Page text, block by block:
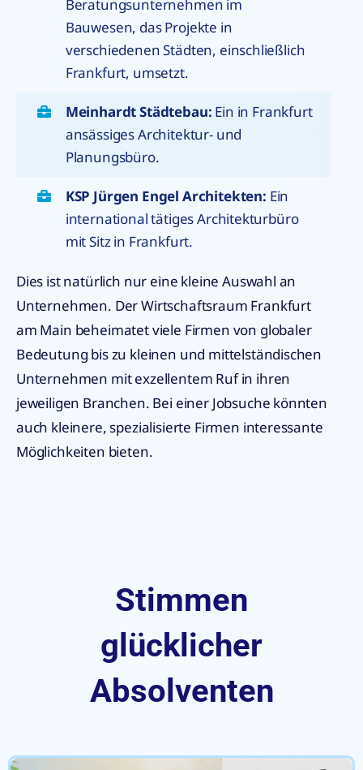
Beratungsunternehmen im
Bauwesen, das Projekte in
verschiedenen Städten, einschließlich
Frankfurt, umsetzt.
Meinhardt Städtebau: Ein in Frankfurt
ansässiges Architektur- und
Planungsbüro.
KSP Jürgen Engel Architekten: Ein
international tätiges Architekturbüro
mit Sitz in Frankfurt.
Dies ist natürlich nur eine kleine Auswahl an
Unternehmen. Der Wirtschaftsraum Frankfurt
am Main beheimatet viele Firmen von globaler
Bedeutung bis zu kleinen und mittelständischen
Unternehmen mit exzellentem Ruf in ihren
jeweiligen Branchen. Bei einer Jobsuche könnten
auch kleinere, spezialisierte Firmen interessante
Möglichkeiten bieten.
Stimmen
glücklicher
Absolventen